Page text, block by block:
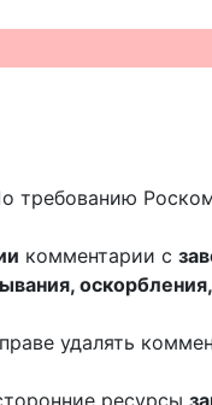
требованию
комментарии с
удалять